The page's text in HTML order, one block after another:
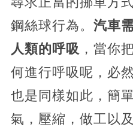
鋼絲球行為。 汽車
人類的呼吸 ，當你
何進行呼吸呢，必
也是同樣如此，簡
氣，壓縮，做工以